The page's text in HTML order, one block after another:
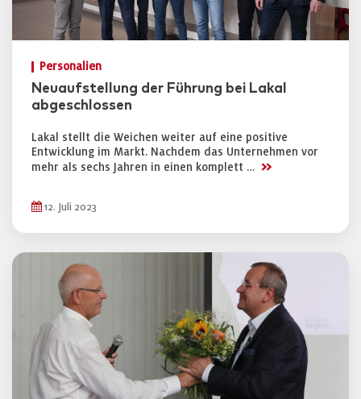
Personalien
Neuaufstellung der Führung bei Lakal
abgeschlossen
Lakal stellt die Weichen weiter auf eine positive
Entwicklung im Markt. Nachdem das Unternehmen vor
mehr als sechs Jahren in einen komplett … >>
12. Juli 2023